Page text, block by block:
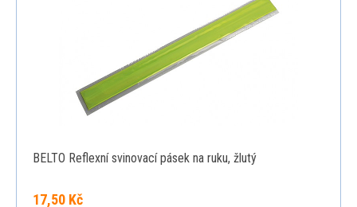
BELTO Reflexní svinovací pásek na ruku, žlutý
17,50 Kč